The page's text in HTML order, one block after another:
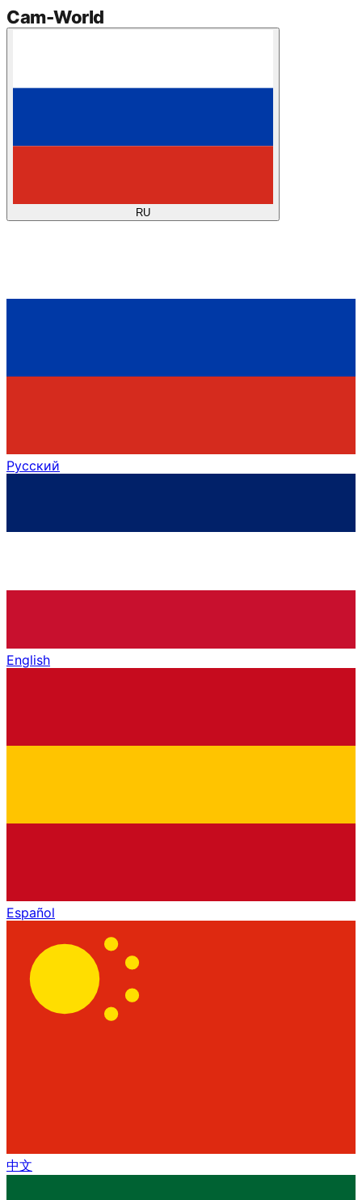
Cam-World
RU
Русский
English
Español
中文